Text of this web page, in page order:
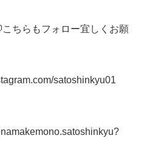
こちらもフォロー宜しくお願
satoshinkyu01